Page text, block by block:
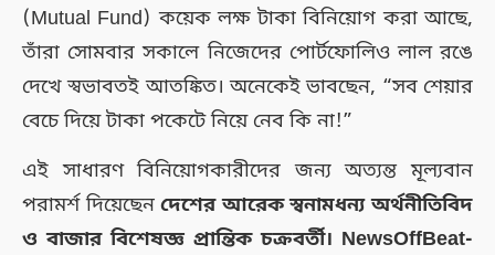
(Mutual Fund) কয়েক লক্ষ টাকা বিনিয়োগ করা আছে,
তাঁরা সোমবার সকালে নিজেদের পোর্টফোলিও লাল রঙে
দেখে স্বভাবতই আতঙ্কিত। অনেকেই ভাবছেন, “সব শেয়ার
বেচে দিয়ে টাকা পকেটে নিয়ে নেব কি না!”
এই সাধারণ বিনিয়োগকারীদের জন্য অত্যন্ত মূল্যবান
পরামর্শ দিয়েছেনদেশের আরেক স্বনামধন্য অর্থনীতিবিদ
ও বাজার বিশেষজ্ঞ প্রান্তিক চক্রবর্তী। NewsOffBeat-